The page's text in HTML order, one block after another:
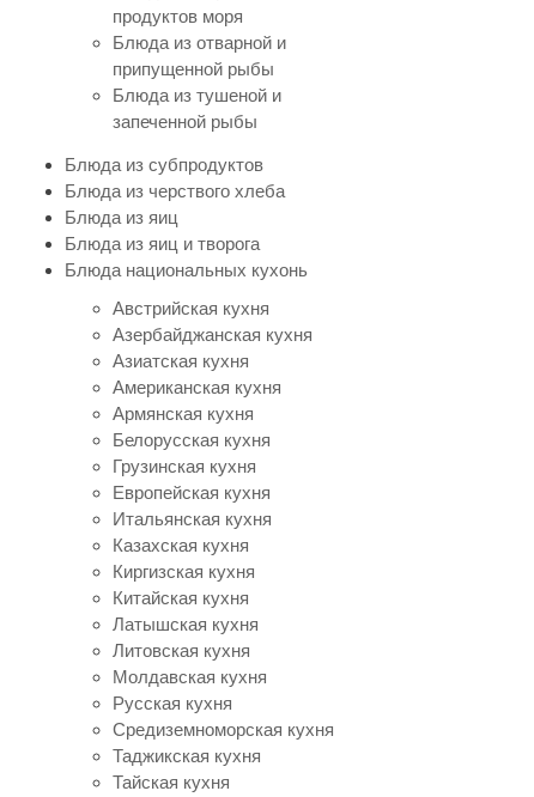
продуктов моря
Блюда из отварной и
припущенной рыбы
Блюда из тушеной и
запеченной рыбы
Блюда из субпродуктов
Блюда из черствого хлеба
Блюда из яиц
Блюда из яиц и творога
Блюда национальных кухонь
Австрийская кухня
Азербайджанская кухня
Азиатская кухня
Американская кухня
Армянская кухня
Белорусская кухня
Грузинская кухня
Европейская кухня
Итальянская кухня
Казахская кухня
Киргизская кухня
Китайская кухня
Латышская кухня
Литовская кухня
Молдавская кухня
Русская кухня
Средиземноморская кухня
Таджикская кухня
Тайская кухня